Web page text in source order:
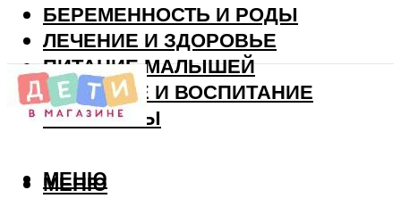
БЕРЕМЕННОСТЬ И РОДЫ
ЛЕЧЕНИЕ И ЗДОРОВЬЕ
ПИТАНИЕ МАЛЫШЕЙ
РАЗВИТИЕ И ВОСПИТАНИЕ
ВИТАМИНЫ
МЕНЮ
МЕНЮ